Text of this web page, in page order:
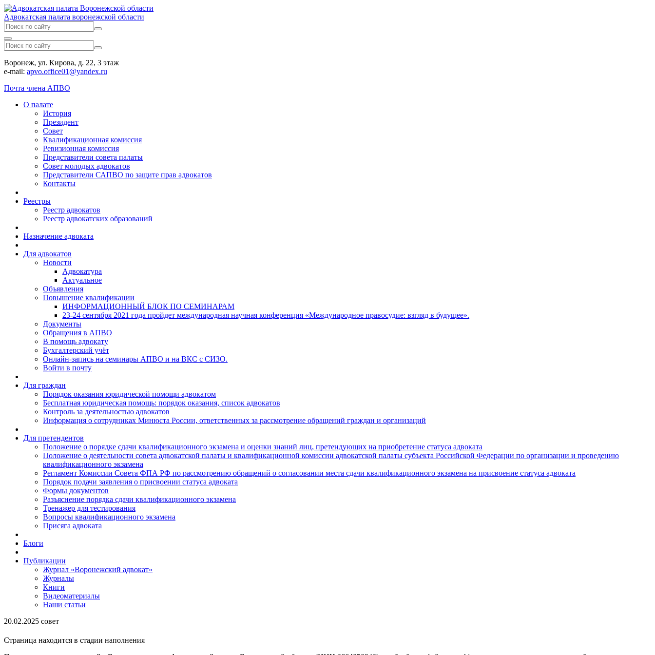
Адвокатская палата воронежской области
Воронеж, ул. Кирова, д. 22, 3 этаж
e-mail: apvo.office01@yandex.ru
Почта члена АПВО
О палате
История
Президент
Совет
Квалификационная комиссия
Ревизионная комиссия
Представители совета палаты
Совет молодых адвокатов
Представители САПВО по защите прав адвокатов
Контакты
Реестры
Реестр адвокатов
Реестр адвокатских образований
Назначение адвоката
Для адвокатов
Новости
Адвокатура
Актуальное
Объявления
Повышение квалификации
ИНФОРМАЦИОННЫЙ БЛОК ПО СЕМИНАРАМ
23-24 сентября 2021 года пройдет международная научная конференция «Международное правосудие: взгляд в будущее».
Документы
Обращения в АПВО
В помощь адвокату
Бухгалтерский учёт
Онлайн-запись на семинары АПВО и на ВКС с СИЗО.
Войти в почту
Для граждан
Порядок оказания юридической помощи адвокатом
Бесплатная юридическая помощь: порядок оказания, список адвокатов
Контроль за деятельностью адвокатов
Информация о сотрудниках Минюста России, ответственных за рассмотрение обращений граждан и организаций
Для претендентов
Положение о порядке сдачи квалификационного экзамена и оценки знаний лиц, претендующих на приобретение статуса адвоката
Положение о деятельности совета адвокатской палаты и квалификационной комиссии адвокатской палаты субъекта Российской Федерации по организации и проведению
квалификационного экзамена
Регламент Комиссии Совета ФПА РФ по рассмотрению обращений о согласовании места сдачи квалификационного экзамена на присвоение статуса адвоката
Порядок подачи заявления о присвоении статуса адвоката
Формы документов
Разъяснение порядка сдачи квалификационного экзамена
Тренажер для тестирования
Вопросы квалификационного экзамена
Присяга адвоката
Блоги
Публикации
Журнал «Воронежский адвокат»
Журналы
Книги
Видеоматериалы
Наши статьи
20.02.2025 совет
Страница находится в стадии наполнения